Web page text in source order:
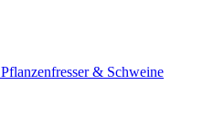
Pflanzenfresser & Schweine